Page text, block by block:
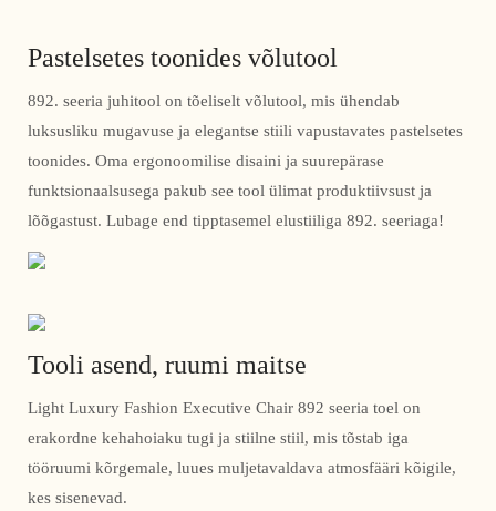
Pastelsetes toonides võlutool
892. seeria juhitool on tõeliselt võlutool, mis ühendab
luksusliku mugavuse ja elegantse stiili vapustavates pastelsetes
toonides. Oma ergonoomilise disaini ja suurepärase
funktsionaalsusega pakub see tool ülimat produktiivsust ja
lõõgastust. Lubage end tipptasemel elustiiliga 892. seeriaga!
Tooli asend, ruumi maitse
Light Luxury Fashion Executive Chair 892 seeria toel on
erakordne kehahoiaku tugi ja stiilne stiil, mis tõstab iga
tööruumi kõrgemale, luues muljetavaldava atmosfääri kõigile,
kes sisenevad.